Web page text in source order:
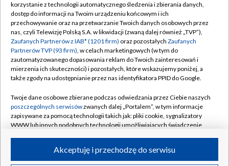
TVP
Abonament TVP
Emisja w TVP
Centrum informacji TVP
Naziemna Telewizja Cyfrowa
Rada Programowa
System NOS
Informacje o nadawcy
Program dla prasy
Regulamin TVP
Polityka prywatności
Moje zgody
Pomoc
Kontakt
Kanały
korzystanie z technologii automatycznego śledzenia i zbierania danych,
dostęp do informacji na Twoim urządzeniu końcowym i ich
przechowywanie oraz na przetwarzanie Twoich danych osobowych przez
nas, czyli Telewizję Polską S.A. w likwidacji (zwaną dalej również „TVP”),
Zaufanych Partnerów z IAB* (1201 firm) oraz pozostałych Zaufanych
Partnerów TVP (93 firm), w celach marketingowych (w tym do
zautomatyzowanego dopasowania reklam do Twoich zainteresowań i
mierzenia ich skuteczności) i pozostałych, które wskazujemy poniżej, a
także zgody na udostępnianie przez nas identyfikatora PPID do Google.
Twoje dane osobowe zbierane podczas odwiedzania przez Ciebie naszych
poszczególnych serwisówzwanych dalej „Portalem”, w tym informacje
zapisywane za pomocą technologii takich jak: pliki cookie, sygnalizatory
WWW lub innych podobnych technologii umożliwiających świadczenie
ruchu w Internecie.Akceptuję i przechodzę do serwisu